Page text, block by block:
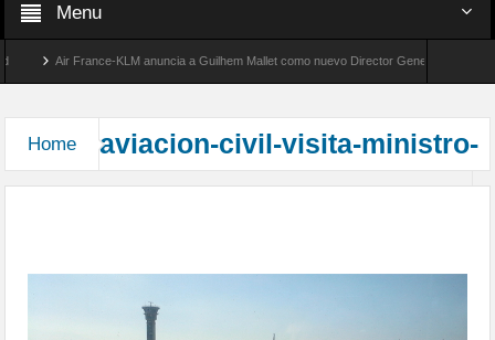
Menu
Air France-KLM anuncia a Guilhem Mallet como nuevo Director General para
Home aviacion-civil-visita-ministro-